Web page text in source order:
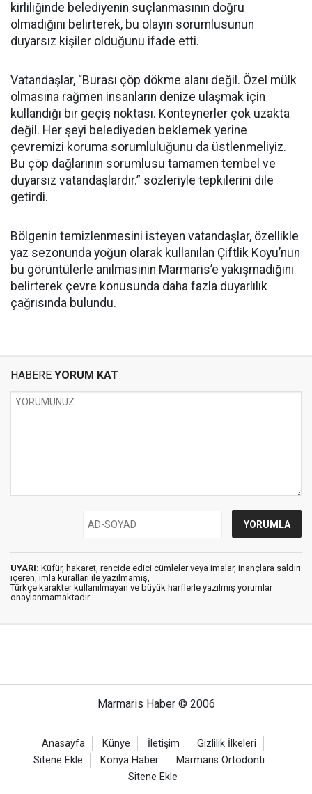
kirliliğinde belediyenin suçlanmasının doğru
olmadığını belirterek, bu olayın sorumlusunun
duyarsız kişiler olduğunu ifade etti.
Vatandaşlar, “Burası çöp dökme alanı değil. Özel mülk
olmasına rağmen insanların denize ulaşmak için
kullandığı bir geçiş noktası. Konteynerler çok uzakta
değil. Her şeyi belediyeden beklemek yerine
çevremizi koruma sorumluluğunu da üstlenmeliyiz.
Bu çöp dağlarının sorumlusu tamamen tembel ve
duyarsız vatandaşlardır.” sözleriyle tepkilerini dile
getirdi.
Bölgenin temizlenmesini isteyen vatandaşlar, özellikle
yaz sezonunda yoğun olarak kullanılan Çiftlik Koyu’nun
bu görüntülerle anılmasının Marmaris’e yakışmadığını
belirterek çevre konusunda daha fazla duyarlılık
çağrısında bulundu.
HABERE YORUM KAT
UYARI: Küfür, hakaret, rencide edici cümleler veya imalar, inançlara saldırı
içeren, imla kuralları ile yazılmamış,
Türkçe karakter kullanılmayan ve büyük harflerle yazılmış yorumlar
onaylanmamaktadır.
Marmaris Haber © 2006
Anasayfa Künye İletişim
Gizlilik İlkeleri
Sitene Ekle
Konya Haber
Marmaris Ortodonti
Sitene Ekle